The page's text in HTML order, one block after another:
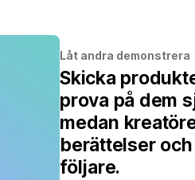
Låt andra demonstrera
Skicka
prova på dem
medan
berättelser
följare.